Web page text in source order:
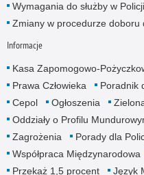
Wymagania do służby w Policji
Zmiany w procedurze doboru
Informacje
Kasa Zapomogowo-
Prawa Człowieka
Poradnik
Cepol
Ogłoszenia
Oddziały o Profilu
Zagrożenia
Porady dla
Współpraca Międzynarodowa
Przekaż 1,5 procent
Język